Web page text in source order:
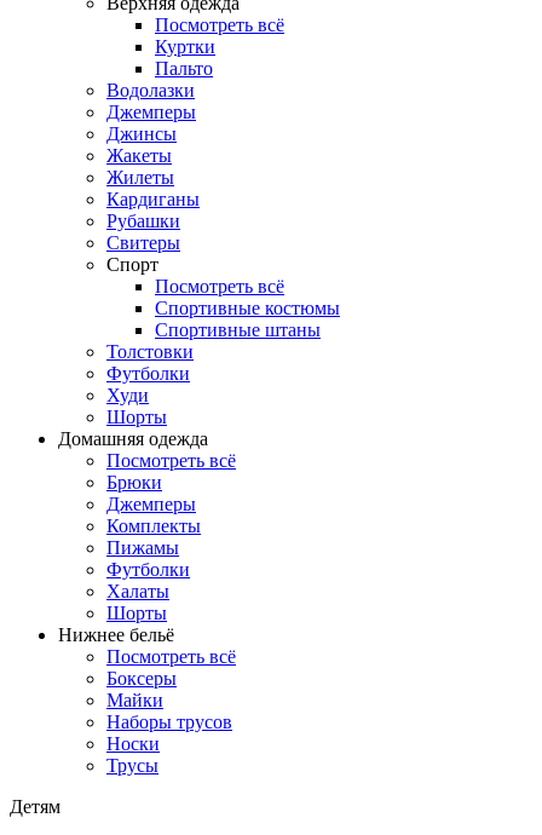
Посмотреть всё
Куртки
Пальто
Водолазки
Джемперы
Джинсы
Жакеты
Жилеты
Кардиганы
Рубашки
Свитеры
Спорт
Посмотреть всё
Спортивные костюмы
Спортивные штаны
Толстовки
Футболки
Худи
Шорты
Домашняя одежда
Посмотреть всё
Брюки
Джемперы
Комплекты
Пижамы
Футболки
Халаты
Шорты
Нижнее бельё
Посмотреть всё
Боксеры
Майки
Наборы трусов
Носки
Трусы
Детям